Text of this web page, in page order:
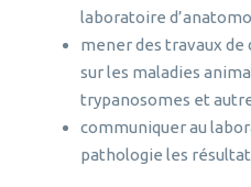
laboratoire
mener des travaux
sur les maladies
trypanosomes et
communiquer au
pathologie les